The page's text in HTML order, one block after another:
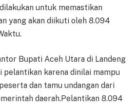
untuk memastikan
yang akan diikuti oleh 8.094
Bupati Aceh Utara di Landeng
pelantikan karena dinilai mampu
dan tamu undangan dari
daerah.Pelantikan 8.094